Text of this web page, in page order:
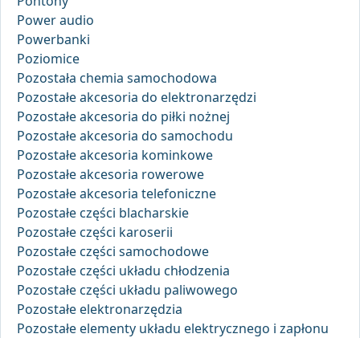
Power audio
Powerbanki
Poziomice
Pozostała chemia samochodowa
Pozostałe akcesoria do elektronarzędzi
Pozostałe akcesoria do piłki nożnej
Pozostałe akcesoria do samochodu
Pozostałe akcesoria kominkowe
Pozostałe akcesoria rowerowe
Pozostałe akcesoria telefoniczne
Pozostałe części blacharskie
Pozostałe części karoserii
Pozostałe części samochodowe
Pozostałe części układu chłodzenia
Pozostałe części układu paliwowego
Pozostałe elektronarzędzia
Pozostałe elementy układu elektrycznego i zapłonu